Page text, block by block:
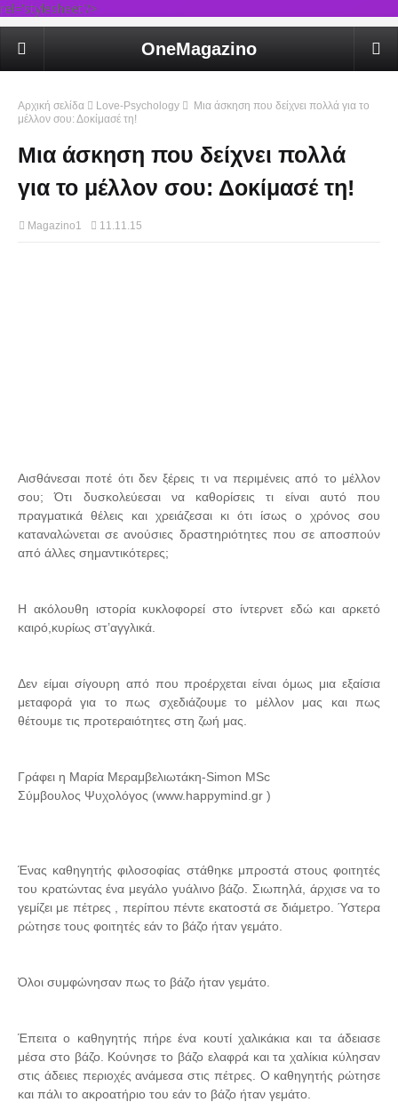
rel='stylesheet'/>
OneMagazino
Αρχική σελίδα Love-Psychology
Μια άσκηση που δείχνει πολλά για το
μέλλον σου: Δοκίμασέ τη!
Μια άσκηση που δείχνει πολλά
για το μέλλον σου: Δοκίμασέ τη!
Magazino1 11.11.15
Αισθάνεσαι ποτέ ότι δεν ξέρεις τι να περιμένεις από το μέλλον
σου; Ότι δυσκολεύεσαι να καθορίσεις τι είναι αυτό που
πραγματικά θέλεις και χρειάζεσαι κι ότι ίσως ο χρόνος σου
καταναλώνεται σε ανούσιες δραστηριότητες που σε αποσπούν
από άλλες σημαντικότερες;
Η ακόλουθη ιστορία κυκλοφορεί στο ίντερνετ εδώ και αρκετό
καιρό,κυρίως στ’αγγλικά.
Δεν είμαι σίγουρη από που προέρχεται είναι όμως μια εξαίσια
μεταφορά για το πως σχεδιάζουμε το μέλλον μας και πως
θέτουμε τις προτεραιότητες στη ζωή μας.
Γράφει η Μαρία Μεραμβελιωτάκη-Simon MSc
Σύμβουλος Ψυχολόγος (www.happymind.gr )
Ένας καθηγητής φιλοσοφίας στάθηκε μπροστά στους φοιτητές
του κρατώντας ένα μεγάλο γυάλινο βάζο. Σιωπηλά, άρχισε να το
γεμίζει με πέτρες , περίπου πέντε εκατοστά σε διάμετρο. Ύστερα
ρώτησε τους φοιτητές εάν το βάζο ήταν γεμάτο.
Όλοι συμφώνησαν πως το βάζο ήταν γεμάτο.
Έπειτα ο καθηγητής πήρε ένα κουτί χαλικάκια και τα άδειασε
μέσα στο βάζο. Κούνησε το βάζο ελαφρά και τα χαλίκια κύλησαν
στις άδειες περιοχές ανάμεσα στις πέτρες. Ο καθηγητής ρώτησε
και πάλι το ακροατήριο του εάν το βάζο ήταν γεμάτο.